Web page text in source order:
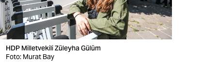
HDP Milletvekili Züleyha Gülüm
Foto: Murat Bay